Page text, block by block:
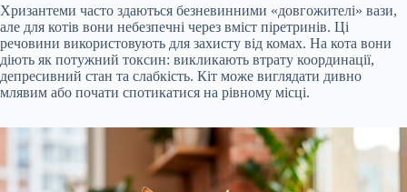
Хризантеми часто здаються безневинними «довгожителі» вази,
але для котів вони небезпечні через вміст піретринів. Ці
речовини використовують для захисту від комах. На кота вони
діють як потужний токсин: викликають втрату координації,
депресивний стан та слабкість. Кіт може виглядати дивно
млявим або почати спотикатися на рівному місці.